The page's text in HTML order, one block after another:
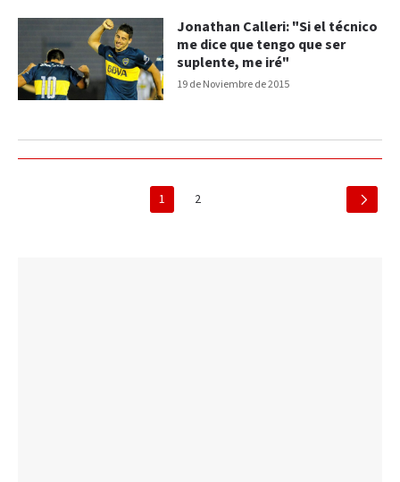
19 de Noviembre de 2015
Jonathan Calleri: "Si el técnico
me dice que tengo que ser
suplente, me iré"
1 2